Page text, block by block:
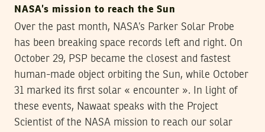
NASA’s mission to reach the Sun
Over the past month, NASA’s Parker Solar Probe
has been breaking space records left and right. On
October 29, PSP became the closest and fastest
human-made object orbiting the Sun, while October
31 marked its first solar « encounter ». In light of
these events, Nawaat speaks with the Project
Scientist of the NASA mission to reach our solar